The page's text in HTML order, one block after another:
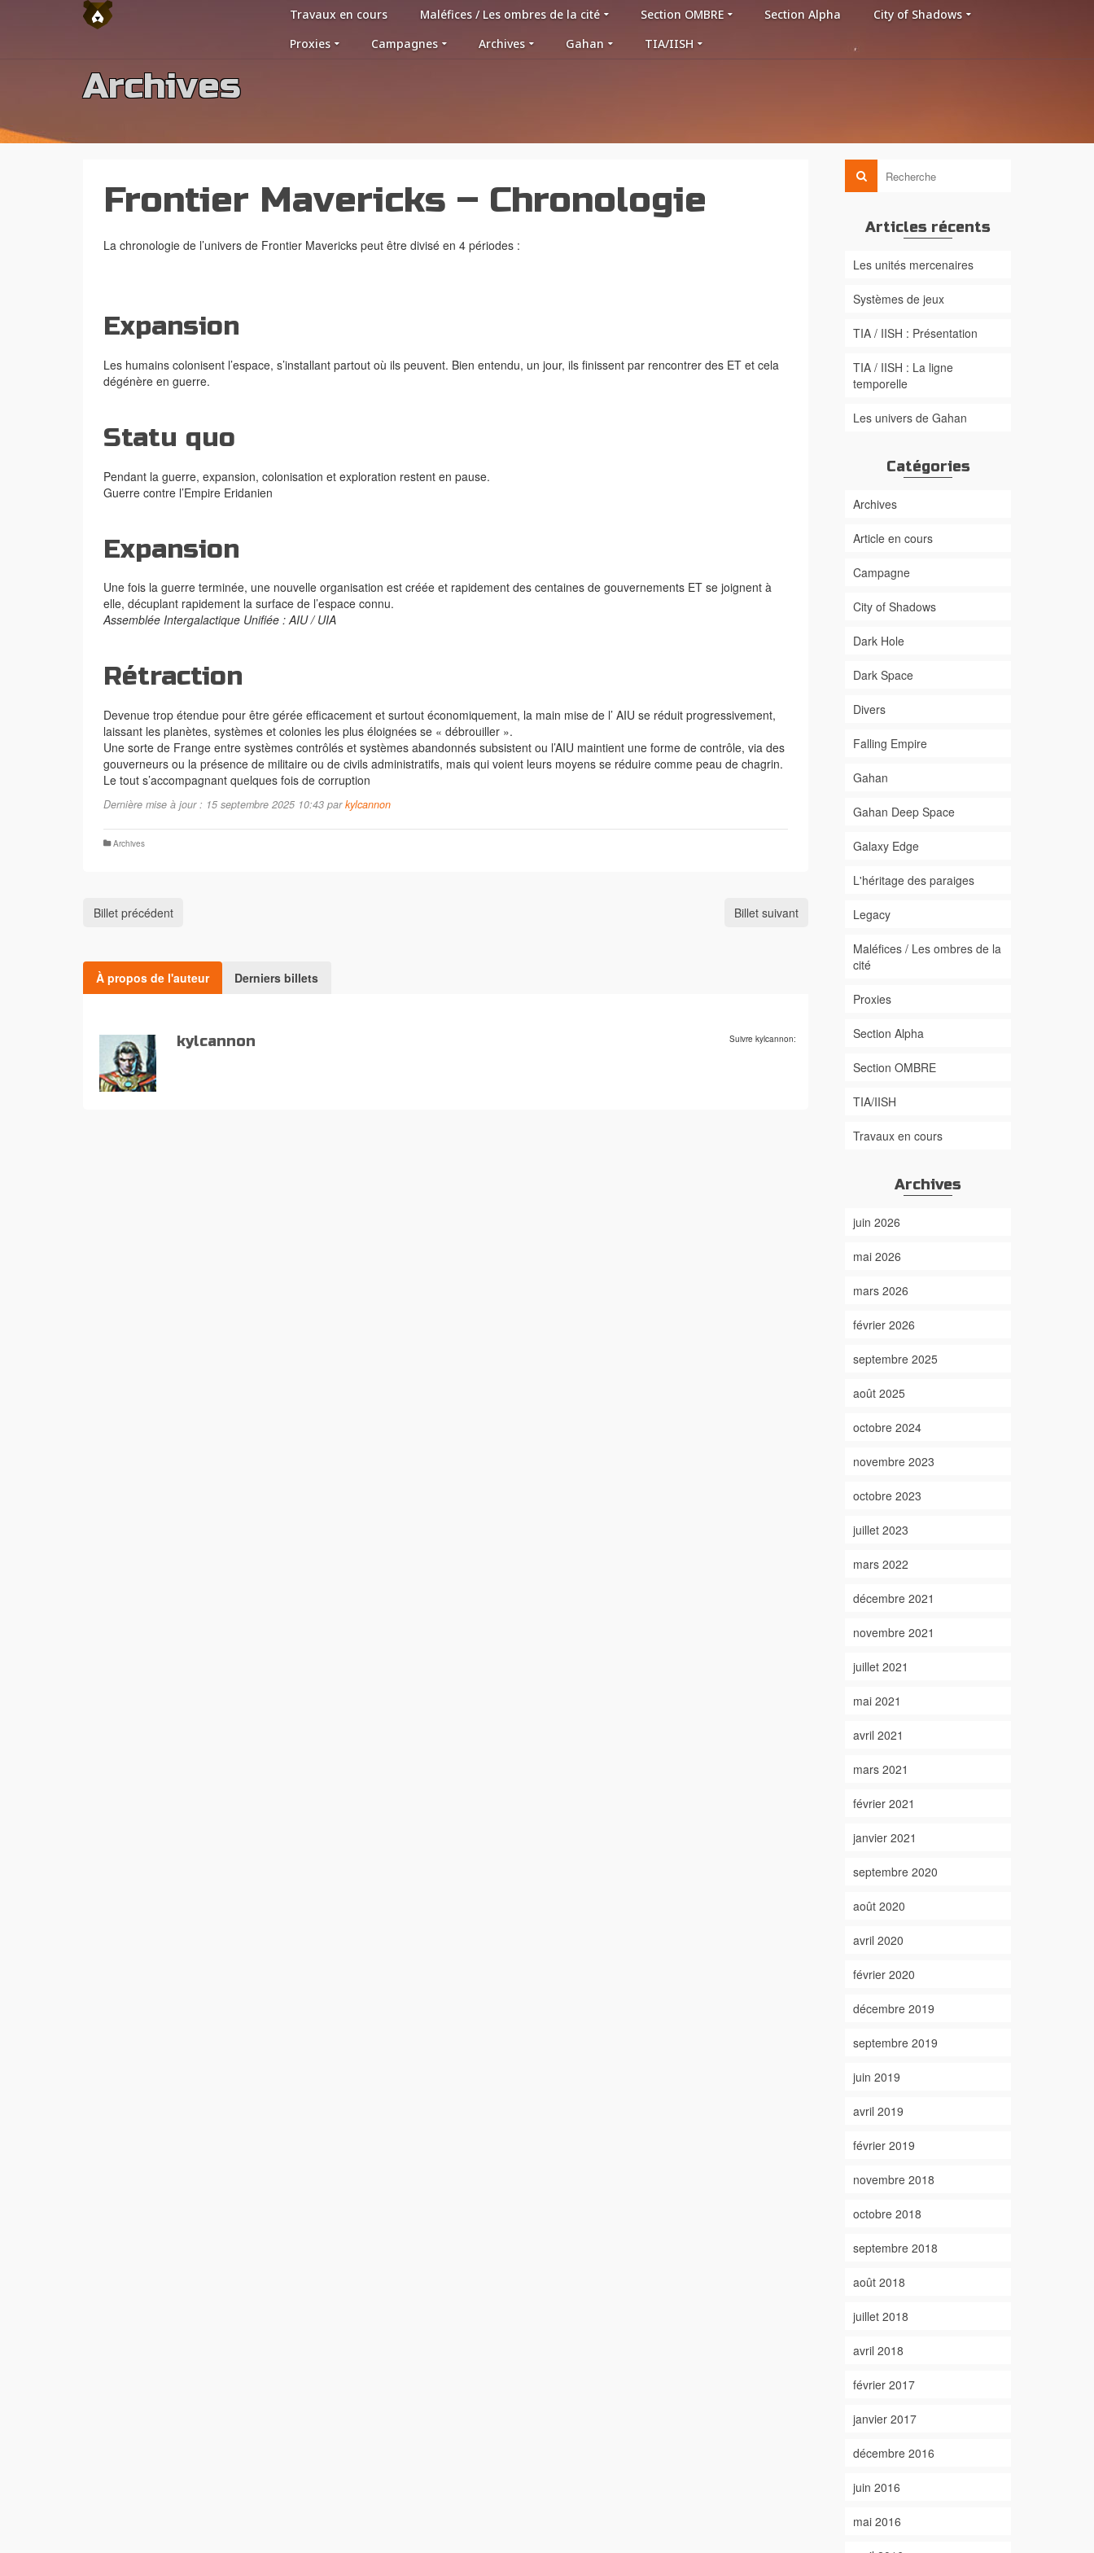
Travaux en cours Maléfices / Les ombres de la cité Section OMBRE Section Alpha
City of Shadows
Proxies
Campagnes Archives Gahan TIA/IISH
Archives
Frontier Mavericks – Chronologie
La chronologie de l’univers de Frontier Mavericks peut être divisé en 4 périodes :
Expansion
Les humains colonisent l’espace, s’installant partout où ils peuvent. Bien entendu, un jour, ils finissent par rencontrer des ET et cela
dégénère en guerre.
Statu quo
Pendant la guerre, expansion, colonisation et exploration restent en pause.
Guerre contre l’Empire Eridanien
Expansion
Une fois la guerre terminée, une nouvelle organisation est créée et rapidement des centaines de gouvernements ET se joignent à
elle, décuplant rapidement la surface de l’espace connu.
Assemblée Intergalactique Unifiée : AIU / UIA
Rétraction
Devenue trop étendue pour être gérée efficacement et surtout économiquement, la main mise de l’ AIU se réduit progressivement,
laissant les planètes, systèmes et colonies les plus éloignées se « débrouiller ».
Une sorte de Frange entre systèmes contrôlés et systèmes abandonnés subsistent ou l’AIU maintient une forme de contrôle, via des
gouverneurs ou la présence de militaire ou de civils administratifs, mais qui voient leurs moyens se réduire comme peau de chagrin.
Le tout s’accompagnant quelques fois de corruption
Dernière mise à jour : 15 septembre 2025 10:43 parkylcannon
Archives
Billet précédent Billet suivant
À propos de l'auteur Derniers billets
Suivre kylcannon:
kylcannon
Articles récents
Les unités mercenaires
Systèmes de jeux
TIA / IISH : Présentation
TIA / IISH : La ligne
temporelle
Les univers de Gahan
Catégories
Archives
Article en cours
Campagne
City of Shadows
Dark Hole
Dark Space
Divers
Falling Empire
Gahan
Gahan Deep Space
Galaxy Edge
L'héritage des paraiges
Legacy
Maléfices / Les ombres de la
cité
Proxies
Section Alpha
Section OMBRE
TIA/IISH
Travaux en cours
Archives
juin 2026
mai 2026
mars 2026
février 2026
septembre 2025
août 2025
octobre 2024
novembre 2023
octobre 2023
juillet 2023
mars 2022
décembre 2021
novembre 2021
juillet 2021
mai 2021
avril 2021
mars 2021
février 2021
janvier 2021
septembre 2020
août 2020
avril 2020
février 2020
décembre 2019
septembre 2019
juin 2019
avril 2019
février 2019
novembre 2018
octobre 2018
septembre 2018
août 2018
juillet 2018
avril 2018
février 2017
janvier 2017
décembre 2016
juin 2016
mai 2016